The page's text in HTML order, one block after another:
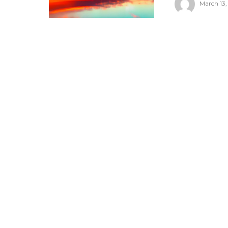
March